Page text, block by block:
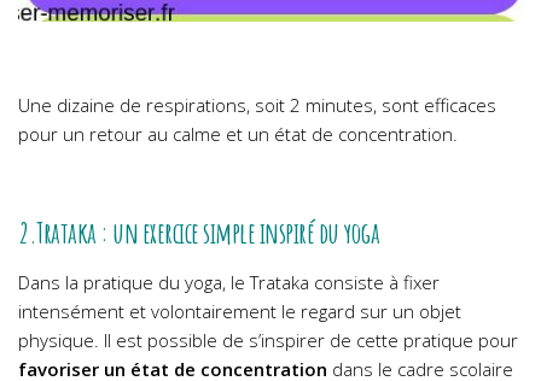
Une dizaine de respirations, soit 2 minutes, sont efficaces
pour un retour au calme et un état de concentration.
2.Trataka : un exercice simple inspiré du yoga
Dans la pratique du yoga, le Trataka consiste à fixer
intensément et volontairement le regard sur un objet
physique. Il est possible de s’inspirer de cette pratique pour
favoriser un état de concentration dans le cadre scolaire